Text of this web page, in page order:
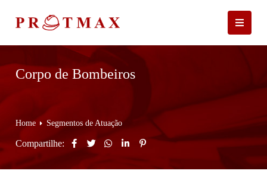
Corpo de Bombeiros
Home Segmentos de Atuação
Compartilhe: